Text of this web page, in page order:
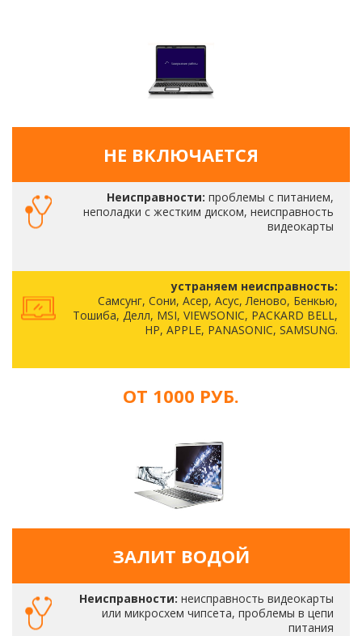
НЕ ВКЛЮЧАЕТСЯ
Неисправности: проблемы с питанием,
неполадки с жестким диском, неисправность
видеокарты
устраняем неисправность:
Самсунг, Сони, Асер, Асус, Леново, Бенкью,
Тошиба, Делл, MSI, VIEWSONIC, PACKARD BELL,
HP, APPLE, PANASONIC, SAMSUNG.
ОТ 1000 РУБ.
ЗАЛИТ ВОДОЙ
Неисправности: неисправность видеокарты
или микросхем чипсета, проблемы в цепи
питания